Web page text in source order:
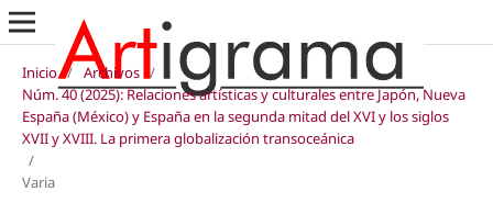
Inicio / Archivos /
Núm. 40 (2025): Relaciones artísticas y culturales entre Japón, Nueva
España (México) y España en la segunda mitad del XVI y los siglos
XVII y XVIII. La primera globalización transoceánica
/
Varia